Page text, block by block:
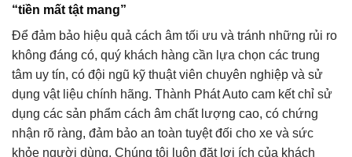
“tiền mất tật mang”
Để đảm bảo hiệu quả cách âm tối ưu và tránh những rủi ro
không đáng có, quý khách hàng cần lựa chọn các trung
tâm uy tín, có đội ngũ kỹ thuật viên chuyên nghiệp và sử
dụng vật liệu chính hãng. Thành Phát Auto cam kết chỉ sử
dụng các sản phẩm cách âm chất lượng cao, có chứng
nhận rõ ràng, đảm bảo an toàn tuyệt đối cho xe và sức
khỏe người dùng. Chúng tôi luôn đặt lợi ích của khách